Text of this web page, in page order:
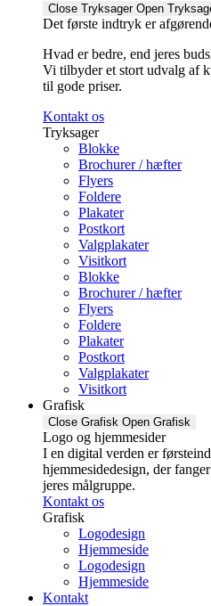
Close Tryksager Open
Det første indtryk er
Hvad er bedre, end jeres
Vi tilbyder et stort udvalg af
til gode priser.
Kontakt os
Tryksager
Blokke
Brochurer / hæfter
Flyers
Foldere
Plakater
Postkort
Valgplakater
Visitkort
Blokke
Brochurer / hæfter
Flyers
Foldere
Plakater
Postkort
Valgplakater
Visitkort
Grafisk
Close Grafisk Open Grafisk
Logo og hjemmesider
I en digital verden er
hjemmesidedesign, der
jeres målgruppe.
Kontakt os
Grafisk
Logodesign
Hjemmeside
Logodesign
Hjemmeside
Kontakt